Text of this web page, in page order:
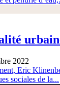
2022
Eric
sociales de la...